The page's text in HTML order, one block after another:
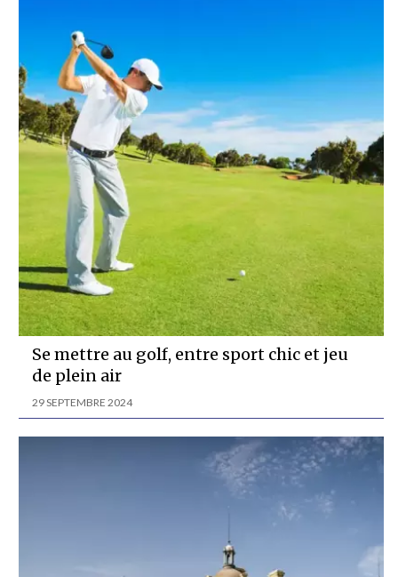
Se mettre au golf, entre sport chic et jeu
de plein air
29 SEPTEMBRE 2024